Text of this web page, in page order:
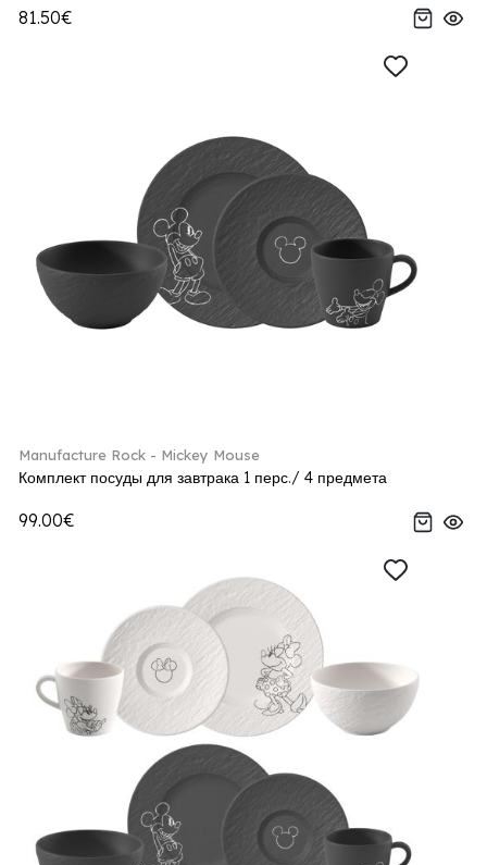
81.50€
Manufacture Rock - Mickey Mouse
Комплект посуды для завтрака 1 перс./ 4 предмета
99.00€